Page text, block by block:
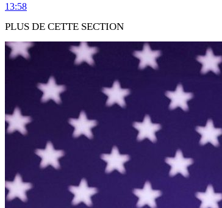
13:58
PLUS DE CETTE SECTION